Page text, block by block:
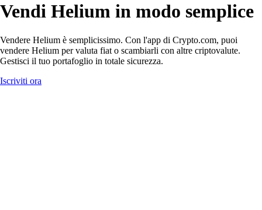
Vendi Helium in modo semplice
Vendere Helium è semplicissimo. Con l'app di Crypto.com, puoi
vendere Helium per valuta fiat o scambiarli con altre criptovalute.
Gestisci il tuo portafoglio in totale sicurezza.
Iscriviti ora